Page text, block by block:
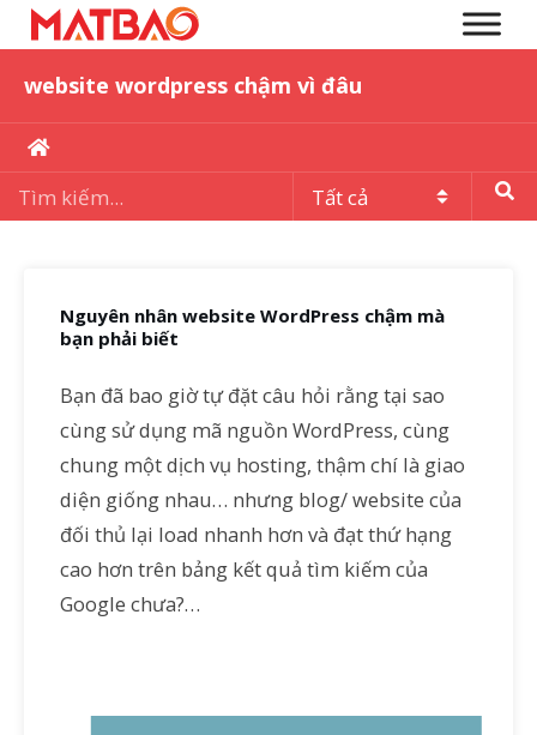
website wordpress chậm vì đâu
Nguyên nhân website WordPress chậm mà
bạn phải biết
Bạn đã bao giờ tự đặt câu hỏi rằng tại sao
cùng sử dụng mã nguồn WordPress, cùng
chung một dịch vụ hosting, thậm chí là giao
diện giống nhau… nhưng blog/ website của
đối thủ lại load nhanh hơn và đạt thứ hạng
cao hơn trên bảng kết quả tìm kiếm của
Google chưa?…